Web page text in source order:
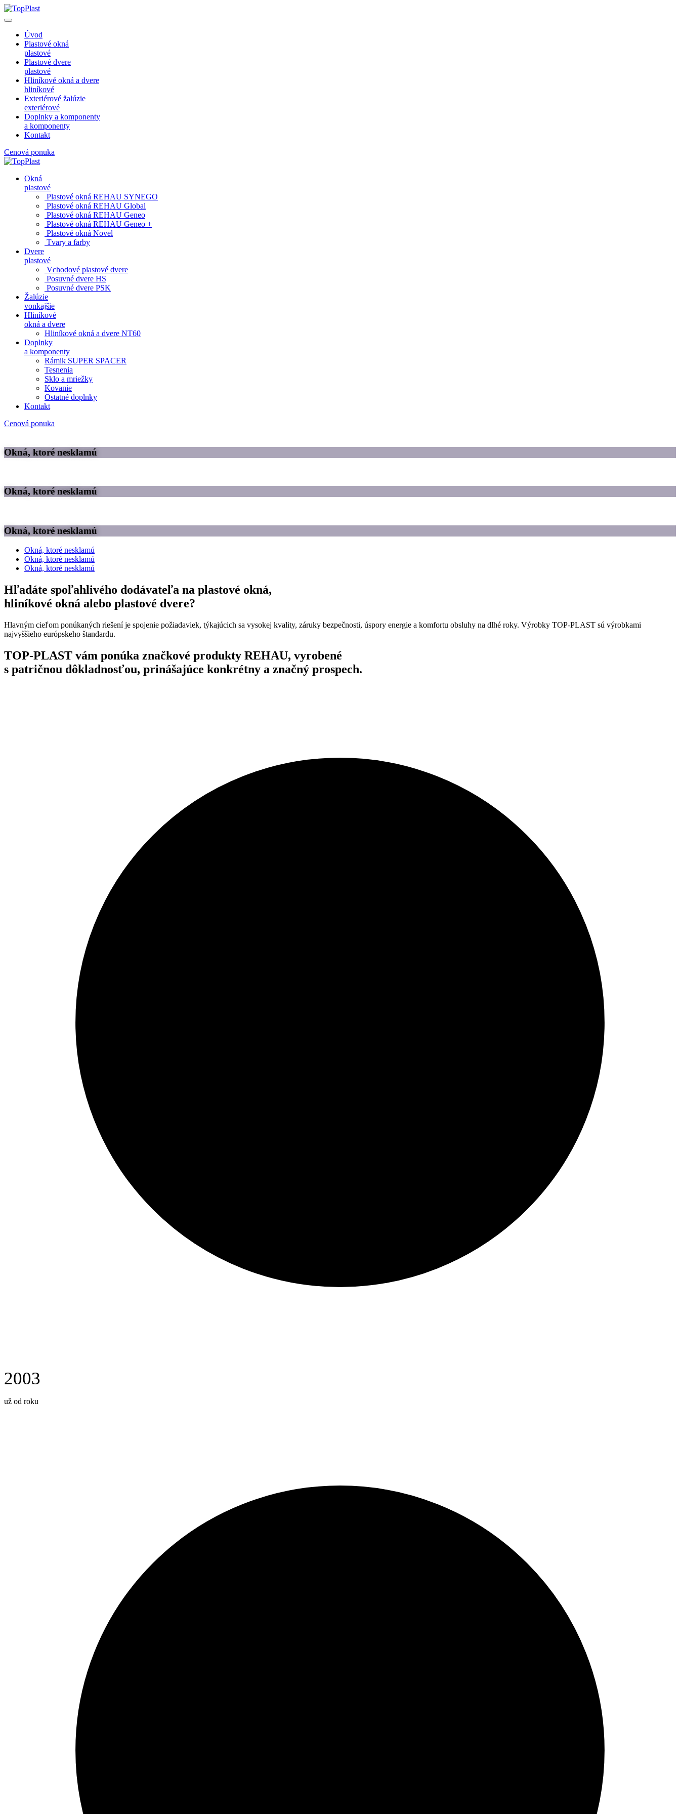
Úvod
Plastové okná
plastové
Plastové dvere
plastové
Hliníkové okná a dvere
hliníkové
Exteriérové žalúzie
exteriérové
Doplnky a komponenty
a komponenty
Kontakt
Cenová ponuka
Okná
plastové
Plastové okná REHAU SYNEGO
Plastové okná REHAU Global
Plastové okná REHAU Geneo
Plastové okná REHAU Geneo +
Plastové okná Novel
Tvary a farby
Dvere
plastové
Vchodové plastové dvere
Posuvné dvere HS
Posuvné dvere PSK
Žalúzie
vonkajšie
Hliníkové
okná a dvere
Hliníkové okná a dvere NT60
Doplnky
a komponenty
Rámik SUPER SPACER
Tesnenia
Sklo a mriežky
Kovanie
Ostatné doplnky
Kontakt
Cenová ponuka
Okná, ktoré nesklamú
Okná, ktoré nesklamú
Okná, ktoré nesklamú
Okná, ktoré nesklamú
Okná, ktoré nesklamú
Okná, ktoré nesklamú
Hľadáte spoľahlivého dodávateľa na plastové okná,
hliníkové okná alebo plastové dvere?
Hlavným cieľom ponúkaných riešení je spojenie požiadaviek, týkajúcich sa vysokej kvality, záruky bezpečnosti, úspory energie a komfortu obsluhy na dlhé roky. Výrobky TOP-PLAST sú výrobkami
najvyššieho európskeho štandardu.
TOP-PLAST vám ponúka značkové produkty REHAU, vyrobené
s patričnou dôkladnosťou, prinášajúce konkrétny a značný prospech.
2003
už od roku